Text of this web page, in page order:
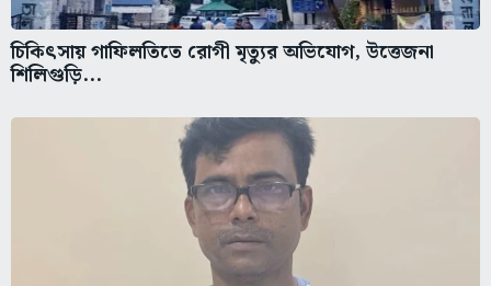
চিকিৎসায় গাফিলতিতে রোগী মৃত্যুর অভিযোগ, উত্তেজনা
শিলিগুড়ি...